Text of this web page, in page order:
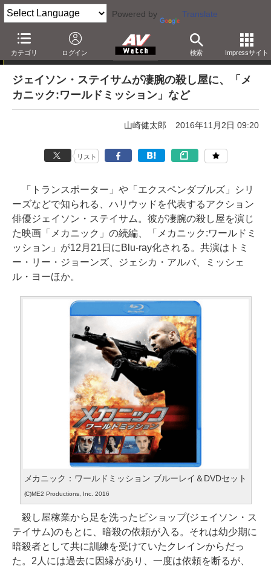
Powered by Translate
カテゴリ ログイン 検索 Impressサイト
「Blu-ray発売日一覧」の更新情報
ジェイソン・ステイサムが凄腕の殺し屋に、「メ
カニック:ワールドミッション」など
山崎健太郎 2016年11月2日 09:20
リスト
「トランスポーター」や「エクスペンダブルズ」シリ
ーズなどで知られる、ハリウッドを代表するアクション
俳優ジェイソン・ステイサム。彼が凄腕の殺し屋を演じ
た映画「メカニック」の続編、「メカニック:ワールドミ
ッション」が12月21日にBlu-ray化される。共演はトミ
ー・リー・ジョーンズ、ジェシカ・アルバ、ミッシェ
ル・ヨーほか。
メカニック：ワールドミッション ブルーレイ＆DVDセット
(C)ME2 Productions, Inc. 2016
殺し屋稼業から足を洗ったビショップ(ジェイソン・ス
テイサム)のもとに、暗殺の依頼が入る。それは幼少期に
暗殺者として共に訓練を受けていたクレインからだっ
た。2人には過去に因縁があり、一度は依頼を断るが、